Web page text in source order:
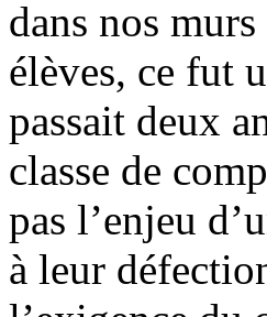
dans nos
élèves, ce fut
passait deux
classe de
pas l’enjeu
à leur